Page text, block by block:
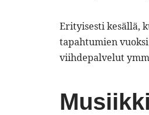
Erityisesti kesällä,
tapahtumien
viihdepalvelut